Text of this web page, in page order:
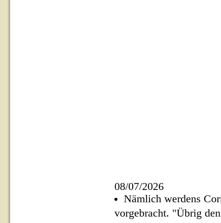
08/07/2026
Nämlich werdens
vorgebracht. "Übrig